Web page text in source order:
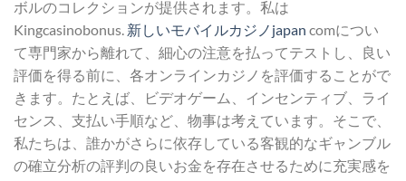
ボルのコレクションが提供されます。私は
Kingcasinobonus. 新しいモバイルカジノjapan comについ
て専門家から離れて、細心の注意を払ってテストし、良い
評価を得る前に、各オンラインカジノを評価することがで
きます。たとえば、ビデオゲーム、インセンティブ、ライ
センス、支払い手順など、物事は考えています。そこで、
私たちは、誰かがさらに依存している客観的なギャンブル
の確立分析の評判の良いお金を存在させるために充実感を